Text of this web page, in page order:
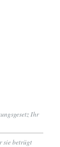
Ihr
sie betrügt